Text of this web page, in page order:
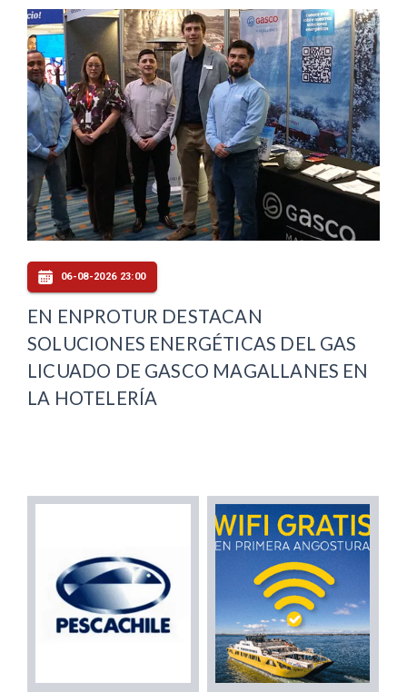
06-08-2026 23:00
EN ENPROTUR DESTACAN
SOLUCIONES ENERGÉTICAS DEL GAS
LICUADO DE GASCO MAGALLANES EN
LA HOTELERÍA